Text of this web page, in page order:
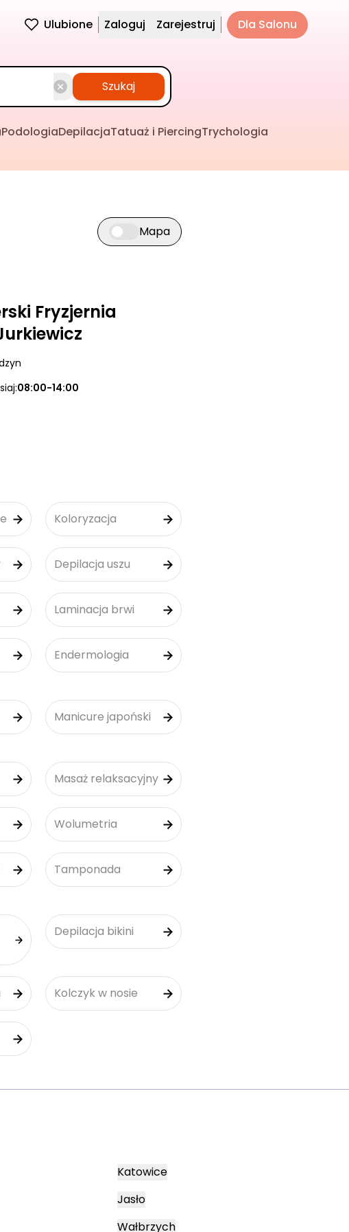
Ulubione Zaloguj Zarejestruj Dla Salonu
Szukaj
PodologiaDepilacjaTatuaż i PiercingTrychologia
Przełącz widok mapy
Mapa
Fryzjernia
08:00-14:00
Koloryzacja
Depilacja uszu
Laminacja brwi
Endermologia
Manicure japoński
Masaż relaksacyjny
Wolumetria
Tamponada
Depilacja bikini
Kolczyk w nosie
Katowice
Jasło
Wałbrzych